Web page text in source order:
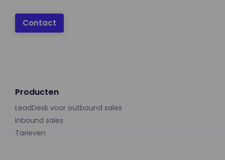
Contact
Producten
LeadDesk voor outbound sales
Inbound sales
Tarieven